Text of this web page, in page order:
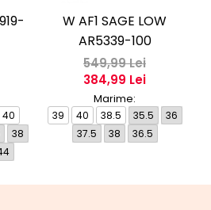
40
38
W AF1 SAGE LOW
AR5339-100
549,99 Lei
384,99 Lei
Marime:
39 40 38.5 35.5
36
37.5
38 36.5